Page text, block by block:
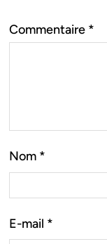
Commentaire *
Nom *
E-mail *